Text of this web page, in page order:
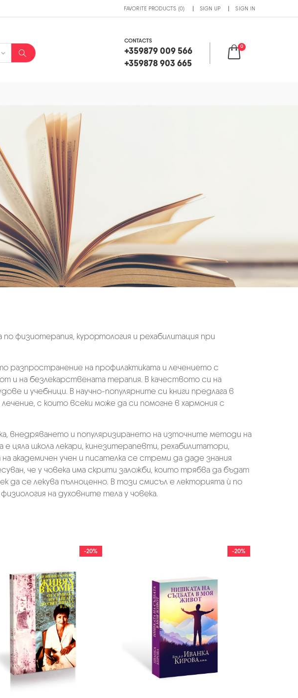
FAVORITE PRODUCTS (0) SIGN UP SIGN IN
CONTACTS
+359879 009 566
+359878 903 665
0
физиотерапия, курортология и рехабилитация при
разпространение на профилактиката и лечението с
и на безлекарствената терапия. В качеството си на
и учебници. В научно-популярните си книги предлага в
с които всеки може да си помогне в хармония с
внедряването и популяризирането на източните методи на
цяла школа лекари, кинезитерапевти, рехабилитатори,
академичен учен и писателка се стреми да даде знания
че у човека има скрити заложби, които трябва да бъдат
да се лекува пълноценно. В този смисъл е лекторията ѝ по
на духовните тела у човека.
-20% -20%